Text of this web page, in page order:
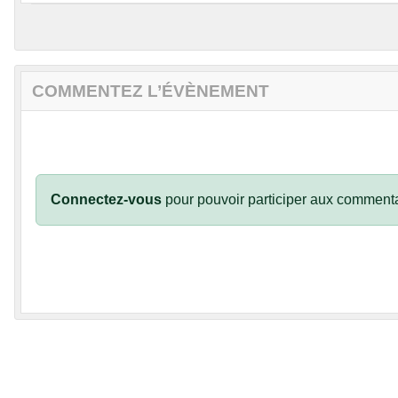
COMMENTEZ L’ÉVÈNEMENT
Connectez-vous pour pouvoir participer aux